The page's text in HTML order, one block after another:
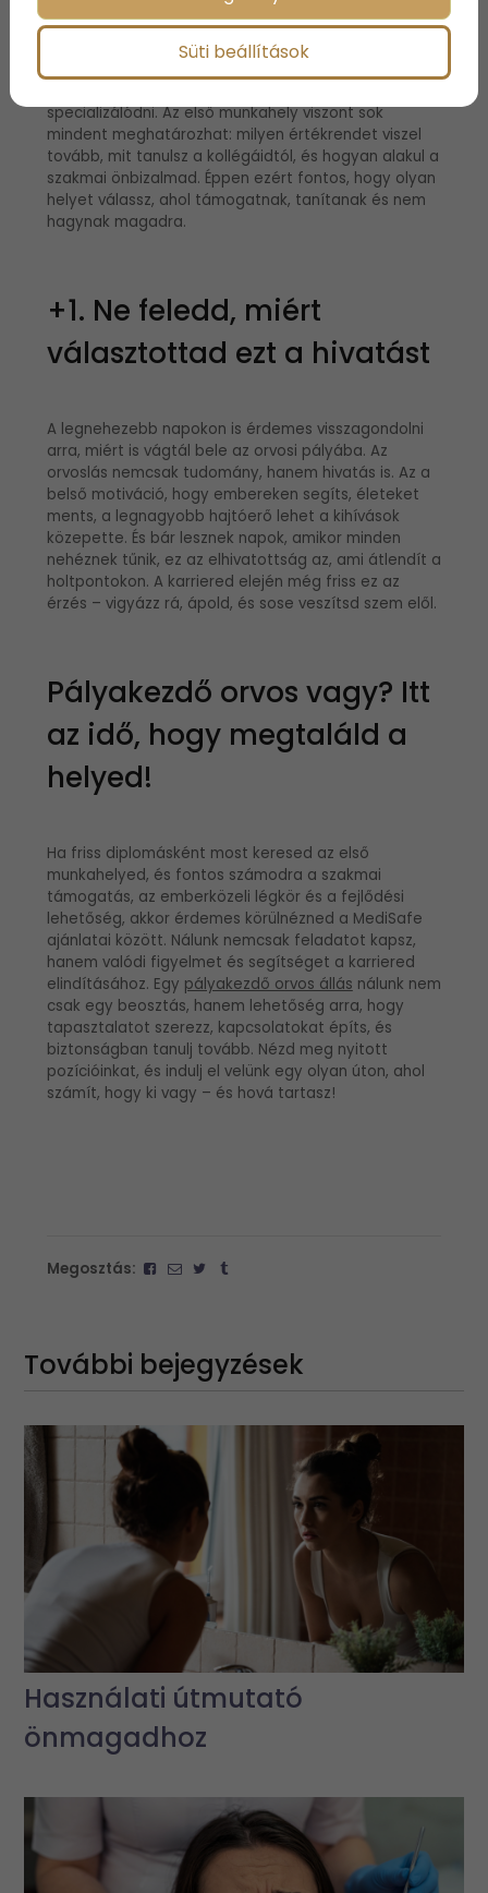
választás tökéletes lesz. Ez teljesen rendben van. A
cél nem az, hogy azonnal megtaláld a „végső”
specializálódni. Az első munkahely viszont sok
mindent meghatározhat: milyen értékrendet viszel
tovább, mit tanulsz a kollégáidtól, és hogyan alakul a
szakmai önbizalmad. Éppen ezért fontos, hogy olyan
helyet válassz, ahol támogatnak, tanítanak és nem
hagynak magadra.
+1. Ne feledd, miért
választottad ezt a hivatást
A legnehezebb napokon is érdemes visszagondolni
arra, miért is vágtál bele az orvosi pályába. Az
orvoslás nemcsak tudomány, hanem hivatás is. Az a
belső motiváció, hogy embereken segíts, életeket
ments, a legnagyobb hajtóerő lehet a kihívások
közepette. És bár lesznek napok, amikor minden
nehéznek tűnik, ez az elhivatottság az, ami átlendít a
holtpontokon. A karriered elején még friss ez az
érzés – vigyázz rá, ápold, és sose veszítsd szem elől.
Pályakezdő orvos vagy? Itt
az idő, hogy megtaláld a
helyed!
Ha friss diplomásként most keresed az első
munkahelyed, és fontos számodra a szakmai
támogatás, az emberközeli légkör és a fejlődési
lehetőség, akkor érdemes körülnézned a MediSafe
ajánlatai között. Nálunk nemcsak feladatot kapsz,
hanem valódi figyelmet és segítséget a karriered
elindításához. Egy pályakezdő orvos állás nálunk nem
csak egy beosztás, hanem lehetőség arra, hogy
tapasztalatot szerezz, kapcsolatokat építs, és
biztonságban tanulj tovább. Nézd meg nyitott
pozícióinkat, és indulj el velünk egy olyan úton, ahol
számít, hogy ki vagy – és hová tartasz!
Megosztás:
További bejegyzések
Használati útmutató
önmagadhoz
Süti beállítások